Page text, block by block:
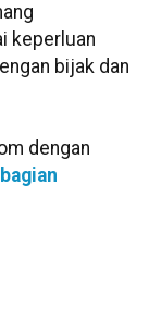
keperluan
bijak dan
dengan